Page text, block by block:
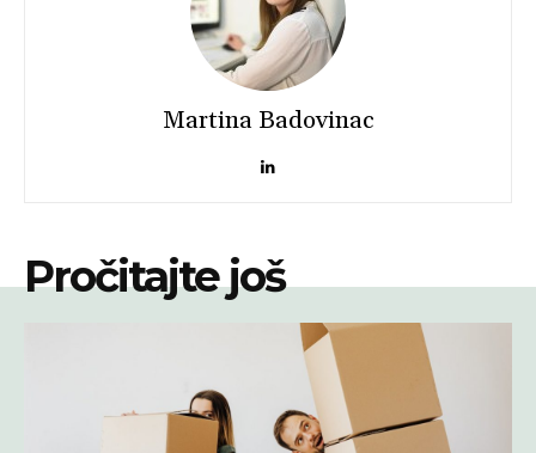
Martina Badovinac
Pročitajte još